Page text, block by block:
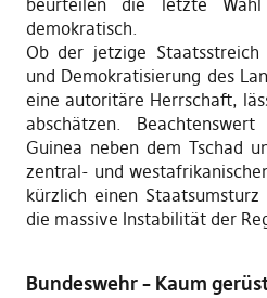
demokratisch.
Ob der jetzige
und Demokratisierung des
eine autoritäre Herrschaft,
abschätzen.
Guinea neben dem Tschad
zentral- und
kürzlich einen
die massive Instabilität der
Bundeswehr – Kaum